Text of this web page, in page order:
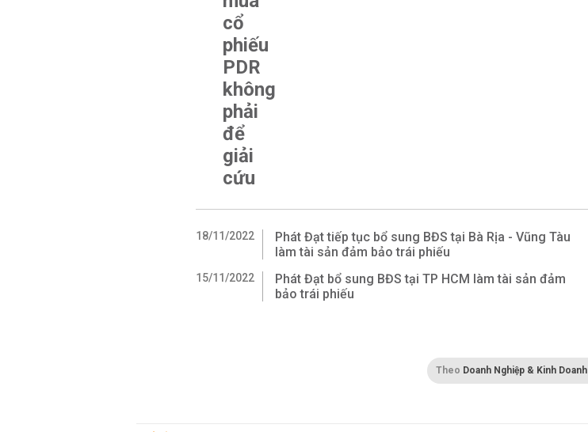
cổ
phiếu
PDR
không
phải
để
giải
cứu
18/11/2022
Phát Đạt tiếp tục bổ sung BĐS tại Bà Rịa - Vũng Tàu
làm tài sản đảm bảo trái phiếu
15/11/2022
Phát Đạt bổ sung BĐS tại TP HCM làm tài sản đảm
bảo trái phiếu
Theo Doanh Nghiệp & Kinh Doanh